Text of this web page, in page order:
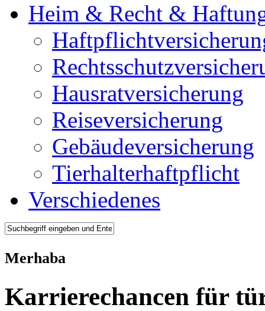
Heim & Recht &
Hausratversicherung
Reiseversicherung
Gebäudeversicherung
Tierhalterhaftpflicht
Verschiedenes
Merhaba
Karrierechancen für